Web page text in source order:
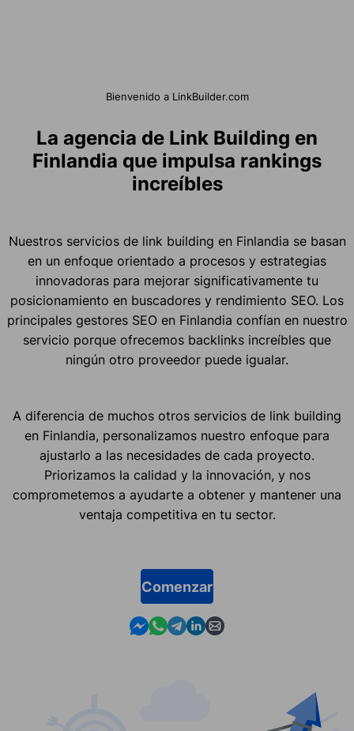
Bienvenido a LinkBuilder.com
La agencia de Link Building en
Finlandia que impulsa rankings
increíbles
Nuestros servicios de link building en Finlandia se basan
en un enfoque orientado a procesos y estrategias
innovadoras para mejorar significativamente tu
posicionamiento en buscadores y rendimiento SEO. Los
principales gestores SEO en Finlandia confían en nuestro
servicio porque ofrecemos backlinks increíbles que
ningún otro proveedor puede igualar.
A diferencia de muchos otros servicios de link building
en Finlandia, personalizamos nuestro enfoque para
ajustarlo a las necesidades de cada proyecto.
Priorizamos la calidad y la innovación, y nos
comprometemos a ayudarte a obtener y mantener una
ventaja competitiva en tu sector.
Comenzar
Contact us in Messenger
Contact us in WhatsApp
Contact us in Telegram
Contact us in Linkedin
Contact us by email